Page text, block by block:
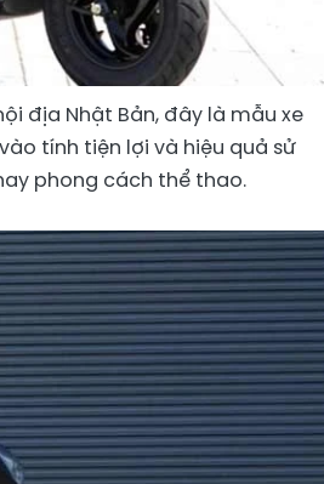
địa Nhật Bản, đây là mẫu xe
tính tiện lợi và hiệu quả sử
phong cách thể thao.